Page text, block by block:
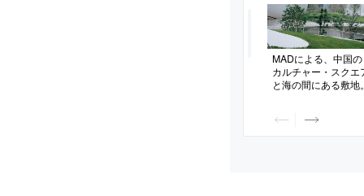
MADによる、中国
カルチャー・スク
と海の間にある敷
ドスケープ”として
古の未来”の発想の